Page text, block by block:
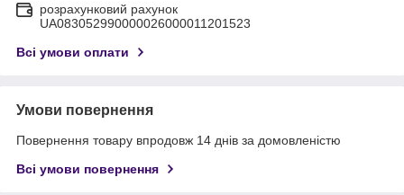
розрахунковий рахунок
UA083052990000026000011201523
Всі умови оплати
Умови повернення
Повернення товару впродовж 14 днів за домовленістю
Всі умови повернення